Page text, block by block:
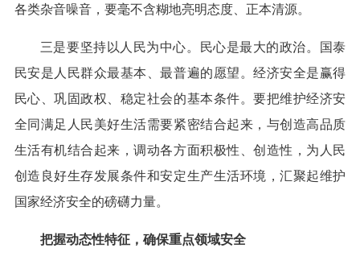
各类杂音噪音，要毫不含糊地亮明态度、正本清源。
三是要坚持以人民为中心。民心是最大的政治。国泰
民安是人民群众最基本、最普遍的愿望。经济安全是赢得
民心、巩固政权、稳定社会的基本条件。要把维护经济安
全同满足人民美好生活需要紧密结合起来，与创造高品质
生活有机结合起来，调动各方面积极性、创造性，为人民
创造良好生存发展条件和安定生产生活环境，汇聚起维护
国家经济安全的磅礴力量。
把握动态性特征，确保重点领域安全